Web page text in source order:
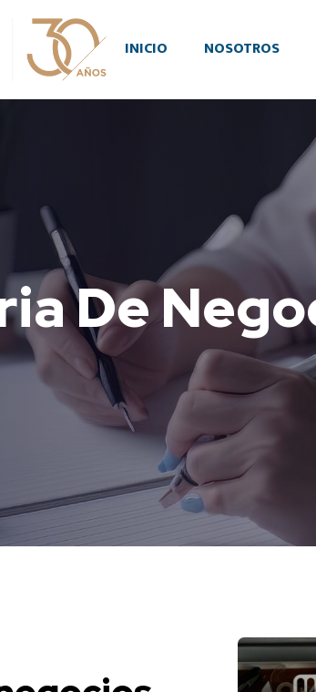
INICIO NOSOTROS
De